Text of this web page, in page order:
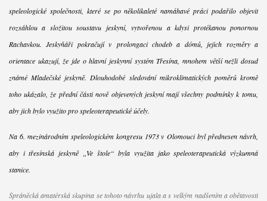
speleologické společnosti, které se po několikaleté namáhavé práci podařilo objevit
rozsáhlou a složitou soustavu jeskyní, vytvořenou a kdysi protékanou ponornou
Rachavkou. Jeskyňáři pokračují v prolongaci chodeb a dómů, jejich rozměry a
orientace ukazují, že jde o hlavní jeskynní systém Třesína, mnohem větší nežli dosud
známé Mladečské jeskyně. Dlouhodobé sledování mikroklimatických poměrů kromě
toho ukázalo, že přední části nově objevených jeskyní mají všechny podmínky k tomu,
aby jich bylo využito pro speleoterapeutické účely.
Na 6. mezinárodním speleologickém kongresu 1973 v Olomouci byl přednesen návrh,
aby i třesínská jeskyně „Ve štole“ byla využita jako speleoterapeutická výzkumná
stanice.
Špráněcká amatérská skupina se tohoto návrhu ujala a s velkým nadšením a obětavostí